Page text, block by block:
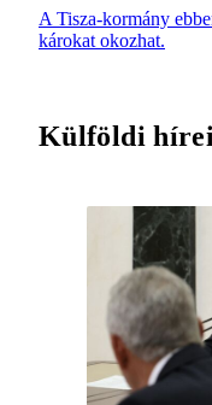
A Tisza-kormány
károkat okozhat.
Külföldi